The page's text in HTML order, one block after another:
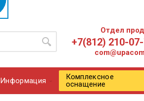
Отдел
+7(812) 210-
Информация
Комплексное
оснащение